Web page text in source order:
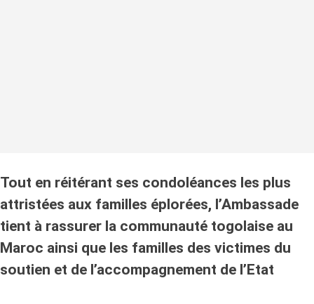
Tout en réitérant ses condoléances les plus
attristées aux familles éplorées, l’Ambassade
tient à rassurer la communauté togolaise au
Maroc ainsi que les familles des victimes du
soutien et de l’accompagnement de l’Etat